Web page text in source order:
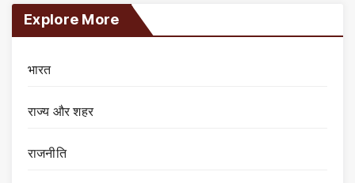
Explore More
भारत
राज्य और शहर
राजनीति